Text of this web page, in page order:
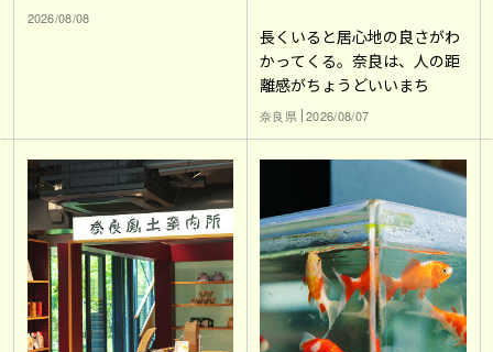
2026/08/08
長くいると居心地の良さがわ
かってくる。奈良は、人の距
離感がちょうどいいまち
奈良県 2026/08/07